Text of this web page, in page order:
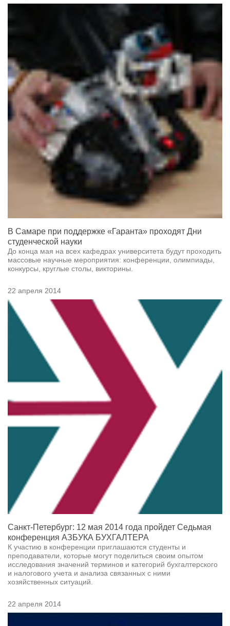
В Самаре при поддержке «Гаранта» проходят Дни
студенческой науки
До конца мая на всех кафедрах университета будут проходить
массовые научные мероприятия: конференции, олимпиады,
конкурсы, круглые столы, викторины.
22 апреля 2014
Санкт-Петербург: 12 мая 2014 года пройдет Седьмая
конференция АЗБУКА БУХГАЛТЕРА
К участию в конференции приглашаются студенты и
преподаватели, которые могут поделиться своим опытом
исследования значений терминов и категорий бухгалтерского
и налогового учета и анализа связанных с ними
хозяйственных ситуаций.
22 апреля 2014